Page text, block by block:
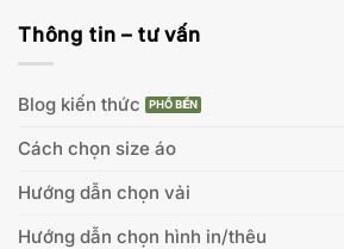
Thông tin – tư vấn
Blog kiến thức
Cách chọn size áo
Hướng dẫn chọn vải
Hướng dẫn chọn hình in/thêu